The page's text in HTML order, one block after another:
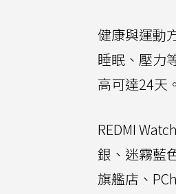
健康與運動
睡眠、壓力
高可達24天。
REDMI
銀、迷霧藍
旗艦店、